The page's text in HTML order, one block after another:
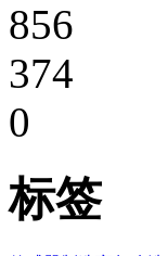
856
374
0
标签